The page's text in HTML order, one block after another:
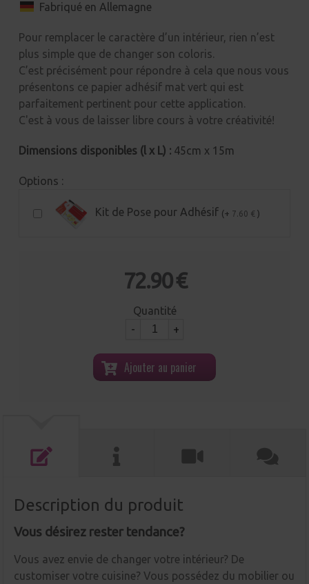
Fabriqué en Allemagne
Pour remplacer le caractère d’un intérieur, rien n’est
plus simple que de changer son coloris.
C’est précisément pour répondre à cela que nous vous
présentons ce papier adhésif mat vert qui est
parfaitement pertinent pour cette application.
C'est à vous de laisser libre cours à votre créativité!
Dimensions disponibles (l x L) : 45cm x 15m
Options :
Kit de Pose pour Adhésif (+ 7.60 € )
72.90 €
Quantité
-
+
Ajouter au panier
Description du produit
Vous désirez rester tendance?
Vous avez envie de changer votre intérieur? De
customiser votre cuisine? Vous possédez du mobilier ou